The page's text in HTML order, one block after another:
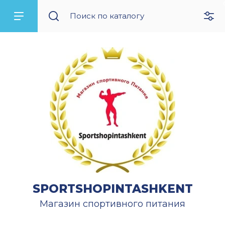
SPORTSHOPINTASHKENT
Магазин спортивного питания